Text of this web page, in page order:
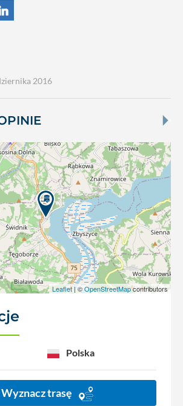
2016
Leaflet| ©OpenStreetMapcontributors
Polska
Wyznacz trasę